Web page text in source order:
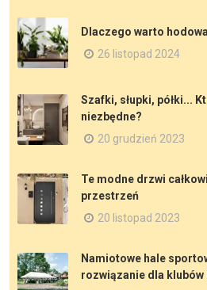
Dlaczego warto
26 listopad 2024
Szafki, słupki, półki...
niezbędne?
20 grudzień 2023
Te modne drzwi
przestrzeń
20 listopad 2023
Namiotowe hale
rozwiązanie dla klubów